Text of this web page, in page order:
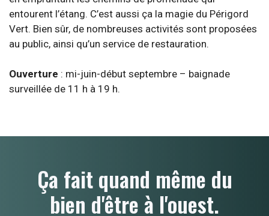
entourent l’étang. C’est aussi ça la magie du Périgord
Vert. Bien sûr, de nombreuses activités sont proposées
au public, ainsi qu’un service de restauration.
Ouverture : mi-juin-début septembre – baignade
surveillée de 11 h à 19 h.
Ça fait quand même du
bien d'être à l'ouest.